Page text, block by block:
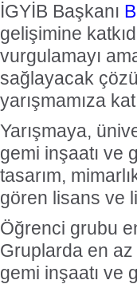
İGYİB Başkanı
gelişimine
vurgulamayı
sağlayacak
yarışmamıza
Yarışmaya,
gemi inşaatı ve
tasarım,
gören lisans ve
Öğrenci grubu
Gruplarda en
gemi inşaatı ve